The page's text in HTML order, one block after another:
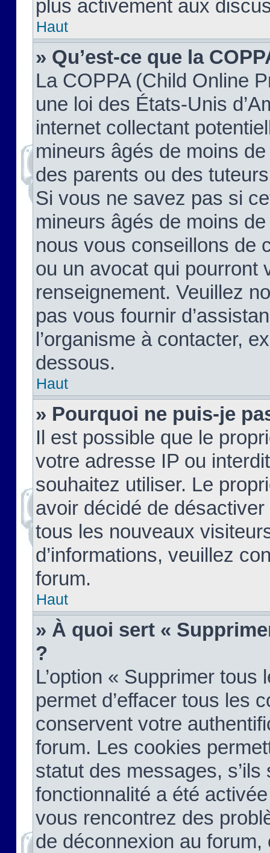
plus activement aux
Haut
» Qu’est-ce que la
La COPPA (Child Online
une loi des États-Unis
internet collectant
mineurs âgés de moins
des parents ou des
Si vous ne savez pas si
mineurs âgés de moins
nous vous conseillons de
ou un avocat qui pourront
renseignement. Veuillez
pas vous fournir
l’organisme à contacter,
dessous.
Haut
» Pourquoi ne puis-je
Il est possible que le
votre adresse IP ou
souhaitez utiliser. Le
avoir décidé de
tous les nouveaux
d’informations, veuillez
forum.
Haut
» À quoi sert «
?
L’option « Supprimer
permet d’effacer tous les
conservent votre
forum. Les cookies
statut des messages,
fonctionnalité a été
vous rencontrez des
de déconnexion au